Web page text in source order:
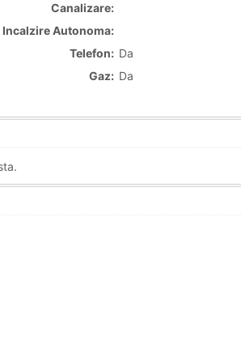
Canalizare:
Incalzire Autonoma:
Telefon: Da
Gaz: Da